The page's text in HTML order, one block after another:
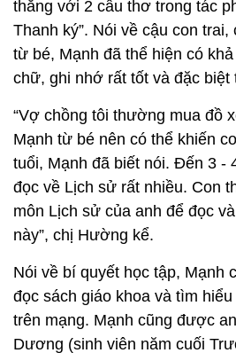
thắng với 2 câu thơ trong tác
Thanh ký”. Nói về cậu con
từ bé, Mạnh đã thể hiện có
chữ, ghi nhớ rất tốt và đặc biệt
“Vợ chồng tôi thường mua đồ
Mạnh từ bé nên có thể khiến
tuổi, Mạnh đã biết nói. Đến 3 -
đọc về Lịch sử rất nhiều. Con
môn Lịch sử của anh để đọc
này”, chị Hường kể.
Nói về bí quyết học tập, Mạnh
đọc sách giáo khoa và tìm
trên mạng. Mạnh cũng được
Dương (sinh viên năm cuối